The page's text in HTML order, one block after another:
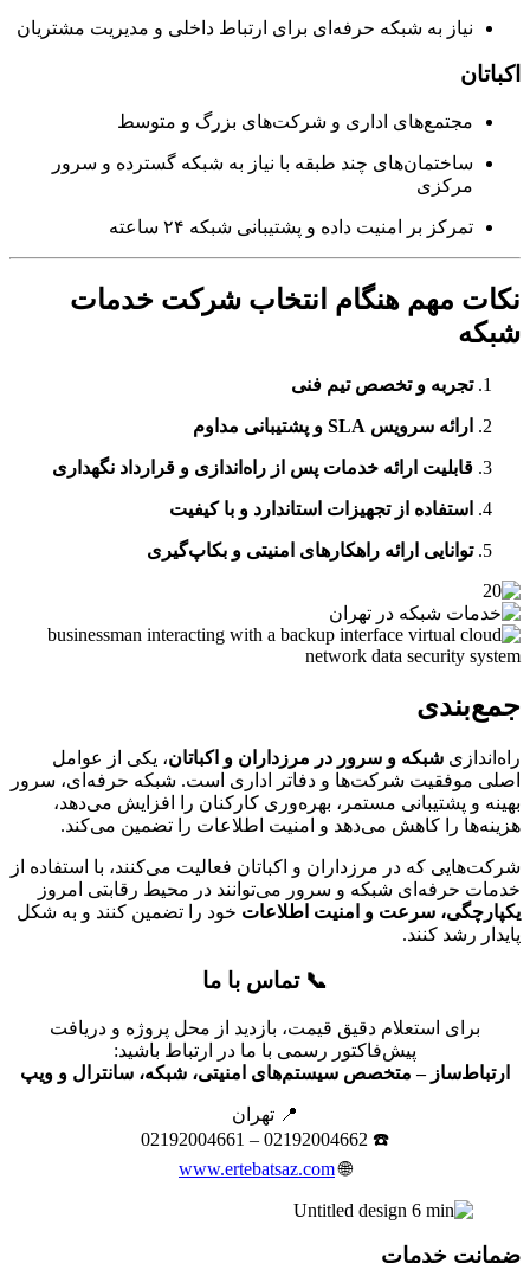
نیاز به شبکه حرفه‌ای برای ارتباط داخلی و مدیریت مشتریان
مجتمع‌های اداری و شرکت‌های بزرگ و متوسط
ساختمان‌های چند طبقه با نیاز به شبکه گسترده و سرور
مرکزی
تمرکز بر امنیت داده و پشتیبانی شبکه ۲۴ ساعته
مهم هنگام انتخاب شرکت خدمات
تجربه و تخصص تیم فنی
ارائه سرویس SLA و پشتیبانی مداوم
قابلیت ارائه خدمات پس از راه‌اندازی و قرارداد نگهداری
استفاده از تجهیزات استاندارد و با کیفیت
توانایی ارائه راهکارهای امنیتی و بکاپ‌گیری
شبکه و سرور در مرزداران و اکباتان، یکی از عوامل
موفقیت شرکت‌ها و دفاتر اداری است. شبکه حرفه‌ای، سرور
و پشتیبانی مستمر، بهره‌وری کارکنان را افزایش می‌دهد،
را کاهش می‌دهد و امنیت اطلاعات را تضمین می‌کند.
که در مرزداران و اکباتان فعالیت می‌کنند، با استفاده از
حرفه‌ای شبکه و سرور می‌توانند در محیط رقابتی امروز
سرعت و امنیت اطلاعاتخود را تضمین کنند و به شکل
رشد کنند.
📞 تماس با ما
برای استعلام دقیق قیمت، بازدید از محل پروژه و دریافت
پیش‌فاکتور رسمی با ما در ارتباط باشید:
– متخصص سیستم‌های امنیتی، شبکه، سانترال و ویپ
📍 تهران
www.ertebatsaz.com
خدمات